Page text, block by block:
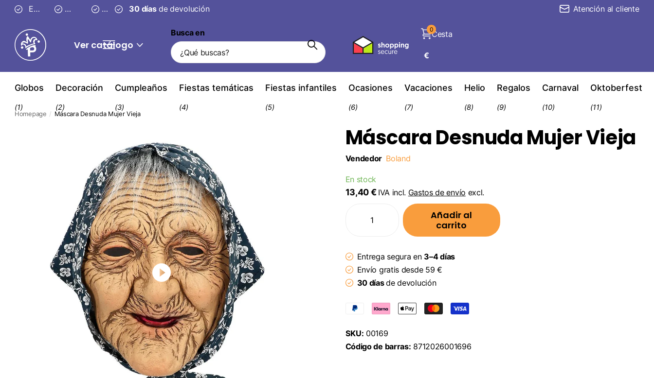
Entrega segura en 3–4 días
Envío gratis desde 59 €
30 díasde devolución
30 días de devolución Atención al cliente
Ver catálogo
Busca en Cesta
0
€
Globos
(1)
Decoración
(2)
Cumpleaños
(3)
Fiestas temáticas
(4)
Fiestas infantiles
(5)
Ocasiones
(6)
Vacaciones
(7)
Helio
(8)
Regalos
(9)
Carnaval
(10)
Oktoberfest
(11)
Homepage Máscara Desnuda Mujer Vieja
Máscara Desnuda Mujer Vieja
Vendedor Boland
En stock
13,40 € IVA incl. Gastos de envío excl.
Añadir al
carrito
Entrega segura en 3–4 días
Envío gratis desde 59 €
30 díasde devolución
SKU: 00169
Código de barras: 8712026001696